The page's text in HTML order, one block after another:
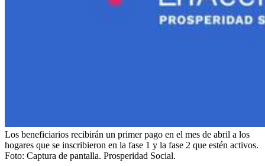
Los beneficiarios recibirán un primer pago en el mes de abril a los
hogares que se inscribieron en la fase 1 y la fase 2 que estén activos.
Foto: Captura de pantalla. Prosperidad Social.